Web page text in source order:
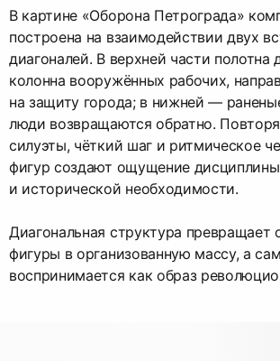
В картине «Оборона Петрограда»
построена на взаимодействии двух
диагоналей. В верхней части полотна
колонна вооружённых рабочих,
на защиту города; в нижней —
люди возвращаются обратно.
силуэты, чёткий шаг и ритмическое
фигур создают ощущение дисциплины
и исторической необходимости.
Диагональная структура превращает
фигуры в организованную массу, а
воспринимается как образ